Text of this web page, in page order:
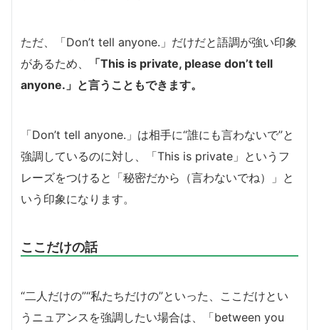
ただ、「Don’t tell anyone.」だけだと語調が強い印象
があるため、
「This is private, please don’t tell
anyone.」と言うこともできます。
「Don’t tell anyone.」は相手に“誰にも言わないで”と
強調しているのに対し、「This is private」というフ
レーズをつけると「秘密だから（言わないでね）」と
いう印象になります。
ここだけの話
“二人だけの”“私たちだけの”といった、ここだけとい
うニュアンスを強調したい場合は、「between you